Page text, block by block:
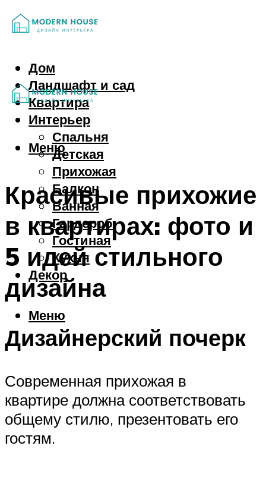
Дом
Ландшафт и сад
Квартира
Интерьер
Спальня
Детская
Прихожая
Балкон
Ванная
Гардероб
Гостиная
Кухня
Декор
Меню
Меню
Красивые прихожие
в квартирах: фото и
5 идей стильного
дизайна
Дизайнерский почерк
Современная прихожая в
квартире должна соответствовать
общему стилю, презентовать его
гостям.